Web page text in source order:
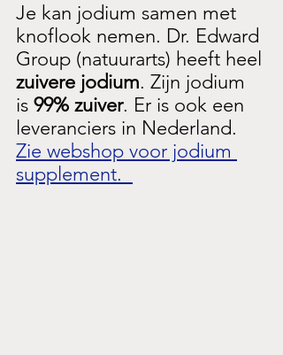
Je kan jodium samen met
knoflook nemen. Dr. Edward
Group (natuurarts) heeft heel
zuivere jodium. Zijn jodium
is 99% zuiver. Er is ook een
leveranciers in Nederland.
Zie webshop voor jodium
supplement.